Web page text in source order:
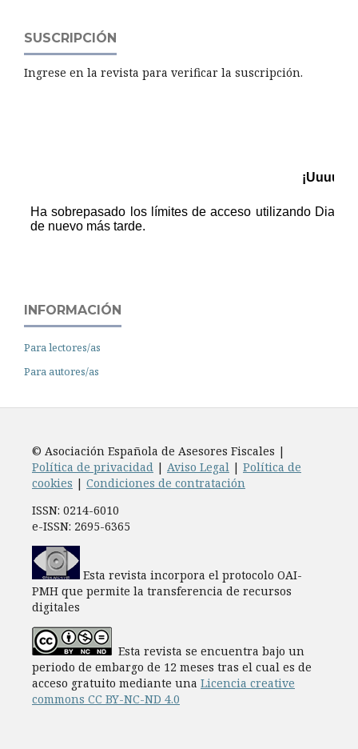
SUSCRIPCIÓN
Ingrese en la revista para verificar la suscripción.
INFORMACIÓN
Para lectores/as
Para autores/as
© Asociación Española de Asesores Fiscales |
Política de privacidad| Aviso Legal| Política de
cookies | Condiciones de contratación
ISSN: 0214-6010
e-ISSN: 2695-6365
Esta revista incorpora el protocolo OAI-
PMH que permite la transferencia de recursos
digitales
Esta revista se encuentra bajo un
periodo de embargo de 12 meses tras el cual es de
acceso gratuito mediante una Licencia creative
commons CC BY-NC-ND 4.0